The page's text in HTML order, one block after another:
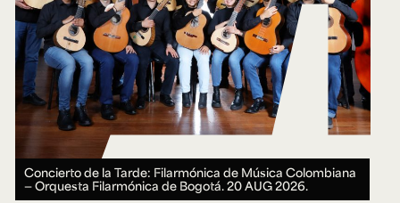
Concierto de la Tarde: Filarmónica de Música Colombiana
— Orquesta Filarmónica de Bogotá.20 AUG 2026.